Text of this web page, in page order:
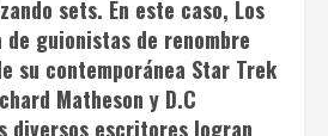
sets. En este caso, Los
de guionistas de renombre
su contemporánea Star Trek
Matheson y D.C
diversos escritores logran